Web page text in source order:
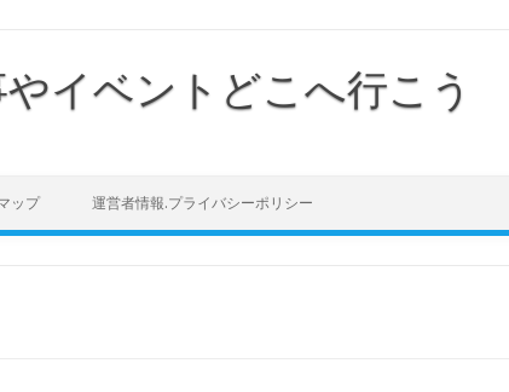
イベントどこへ行こう
ップ 運営者情報.プライバシーポリシー